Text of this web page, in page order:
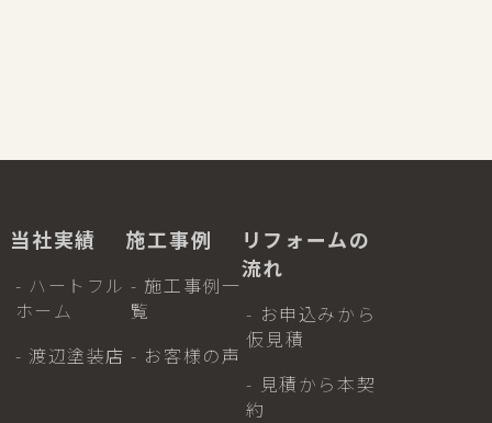
当社実績
- ハートフル
ホーム
- 渡辺塗装店
施工事例
- 施工事例一
覧
- お客様の声
リフォームの
流れ
- お申込みから
仮見積
- 見積から本契
約